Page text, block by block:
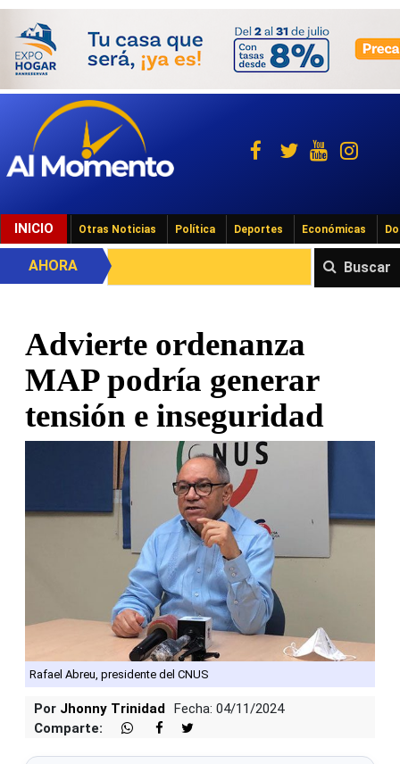
INICIO Otras Noticias Política Deportes Económicas
Buscar
AHORA
Advierte ordenanza
MAP podría generar
tensión e inseguridad
Rafael Abreu, presidente del CNUS
Por Jhonny Trinidad Fecha: 04/11/2024
Comparte: